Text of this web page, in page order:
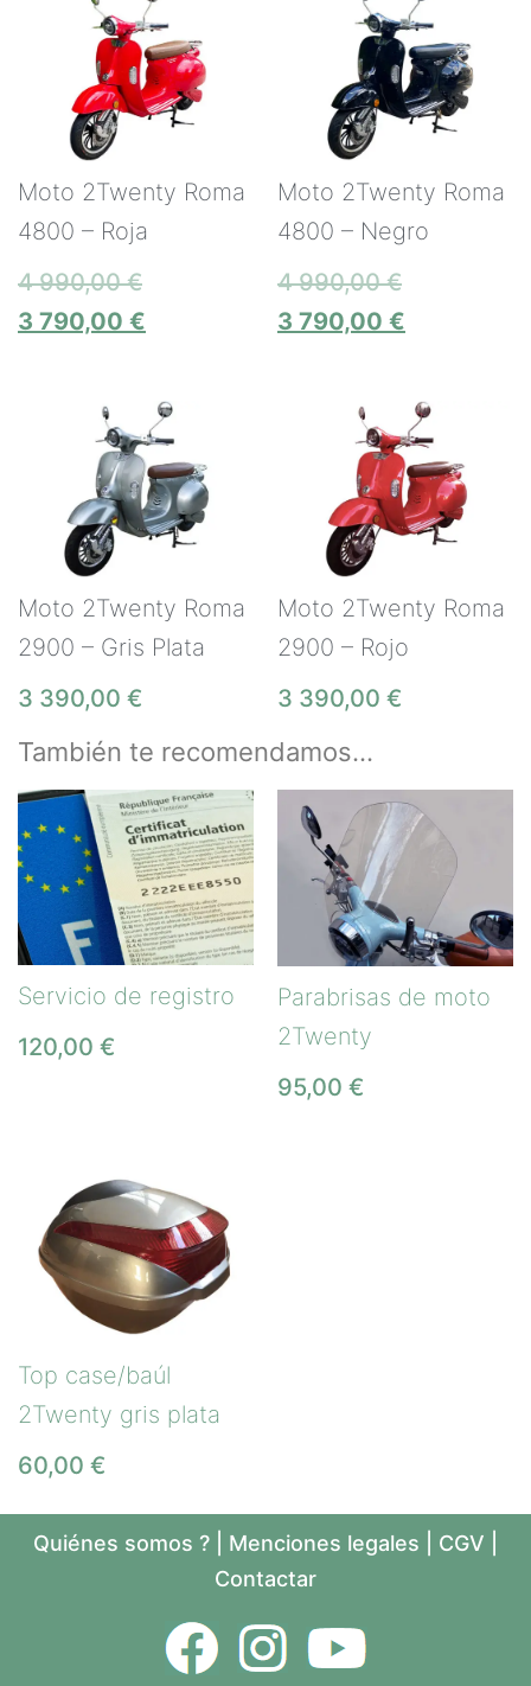
Moto 2Twenty Roma
4800 – Roja
4 990,00€
3 790,00 €
Moto 2Twenty Roma
4800 – Negro
4 990,00€
3 790,00 €
Moto 2Twenty Roma
2900 – Gris Plata
3 390,00 €
Moto 2Twenty Roma
2900 – Rojo
3 390,00 €
También te recomendamos…
Servicio de registro
120,00 €
Parabrisas de moto
2Twenty
95,00 €
Top case/baúl
2Twenty gris plata
60,00 €
Quiénes somos ? Menciones legales CGV
Contactar